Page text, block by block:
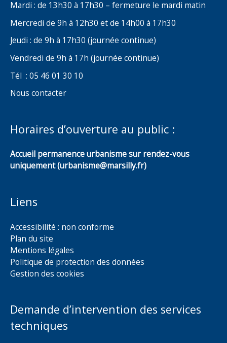
Mardi : de 13h30 à 17h30 – fermeture le mardi matin
Mercredi de 9h à 12h30 et de 14h00 à 17h30
Jeudi : de 9h à 17h30 (journée continue)
Vendredi de 9h à 17h (journée continue)
Tél : 05 46 01 30 10
Nous contacter
Horaires d’ouverture au public :
Accueil permanence urbanisme sur rendez-vous
uniquement (urbanisme@marsilly.fr)
Liens
Accessibilité : non conforme
Plan du site
Mentions légales
Politique de protection des données
Gestion des cookies
Demande d’intervention des services
techniques